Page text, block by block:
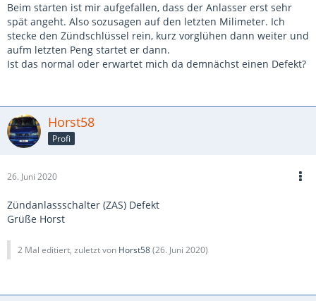
Beim starten ist mir aufgefallen, dass der Anlasser erst sehr
spät angeht. Also sozusagen auf den letzten Milimeter. Ich
stecke den Zündschlüssel rein, kurz vorglühen dann weiter und
aufm letzten Peng startet er dann.
Ist das normal oder erwartet mich da demnächst einen Defekt?
Horst58
Profi
26. Juni 2020
Zündanlassschalter (ZAS) Defekt
Grüße Horst
2 Mal editiert, zuletzt von Horst58(26. Juni 2020)